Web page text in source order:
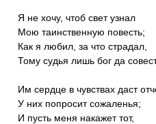
Я не хочу, чтоб свет узнал
Мою таинственную повесть;
Как я любил, за что страдал,
Тому судья лишь бог да
Им сердце в чувствах даст
У них попросит сожаленья;
И пусть меня накажет тот,